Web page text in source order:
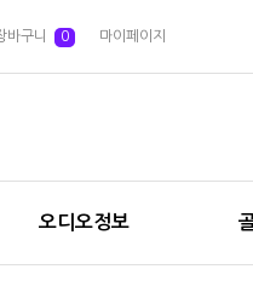
바구니 0 마이페이지
오디오정보